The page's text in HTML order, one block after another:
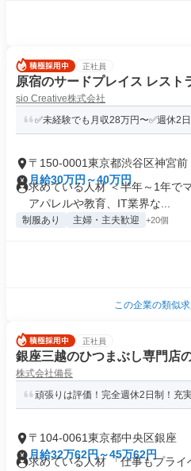
正社員
原宿のサードプレイス レスト
sio Creative株式会社
✅未経験でも月収28万円〜✅週休2
〒150-0001東京都渋谷区神宮前
月給30万円～40万円
求めている人材 ＜半年～1年で
アパレルや教育、IT業界な...
制服あり 主婦・主夫歓迎 +20個
この企業の類似
正社員
銀座三越のひつまぶし専門店
株式会社備長
頑張りは評価！完全週休2日制！充
〒104-0061東京都中央区銀座
月給32万62円～45万62円
求めている人材 「仕事もプラ